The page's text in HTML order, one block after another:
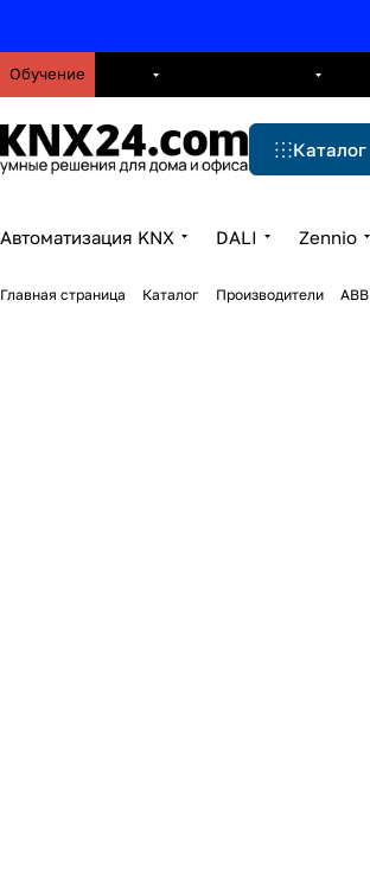
Обучение
Каталог
Автоматизация KNX DALI Zennio
Главная страница Каталог Производители ABB